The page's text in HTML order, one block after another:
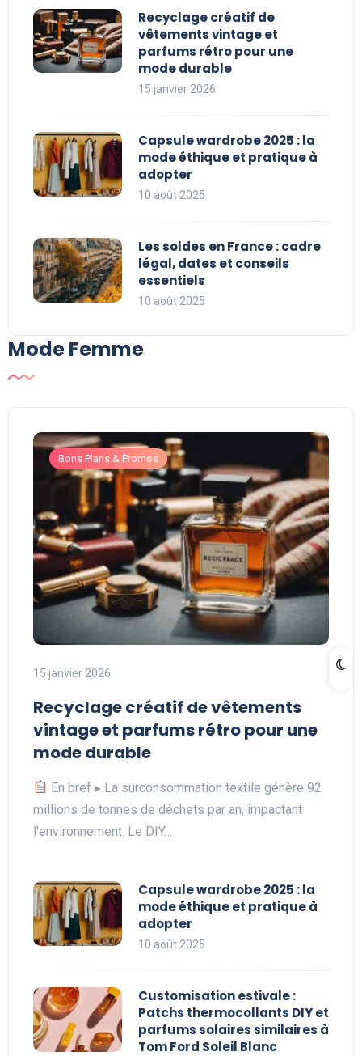
Recyclage créatif de
vêtements vintage et
parfums rétro pour une
mode durable
15 janvier 2026
Capsule wardrobe 2025 : la
mode éthique et pratique à
adopter
10 août 2025
Les soldes en France : cadre
légal, dates et conseils
essentiels
10 août 2025
Mode Femme
Bons Plans & Promos
15 janvier 2026
Recyclage créatif de vêtements
vintage et parfums rétro pour une
mode durable
En bref ▸ La surconsommation textile génère 92
millions de tonnes de déchets par an, impactant
l'environnement. Le DIY…
Capsule wardrobe 2025 : la
mode éthique et pratique à
adopter
10 août 2025
Customisation estivale :
Patchs thermocollants DIY et
parfums solaires similaires à
Tom Ford Soleil Blanc